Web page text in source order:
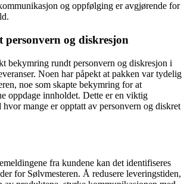
og oppfølging er avgjørende for
og diskresjon
bekymring rundt personvern og diskresjon i
Noen har påpekt at pakken var tydelig
noe som skapte bekymring for at
oppdage innholdet. Dette er en viktig
mange er opptatt av personvern og diskret
fra kundene kan det identifiseres
for Sølvmesteren. Å redusere leveringstiden,